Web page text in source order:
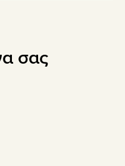
σας